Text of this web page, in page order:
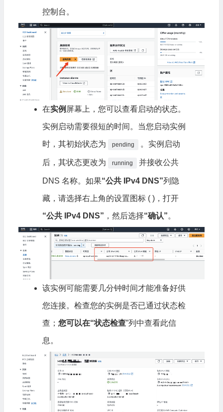
控制台。
在实例 屏幕上，您可以查看启动的状态。
实例启动需要很短的时间。当您启动实例
时，其初始状态为 pending 。实例启动
后，其状态更改为 running 并接收公共
DNS 名称。如果“公共 IPv4 DNS”列隐
藏，请选择右上角的设置图标 ( )，打开
“公共 IPv4 DNS” ，然后选择“确认”。
该实例可能需要几分钟时间才能准备好供
您连接。检查您的实例是否已通过状态检
查； 您可以在“状态检查”列中查看此信
息。